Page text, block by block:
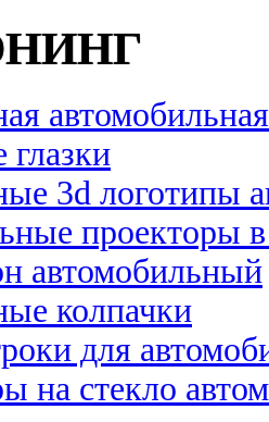
глазки
3d логотипы
проекторы
автомобильный
колпачки
для
на стекло